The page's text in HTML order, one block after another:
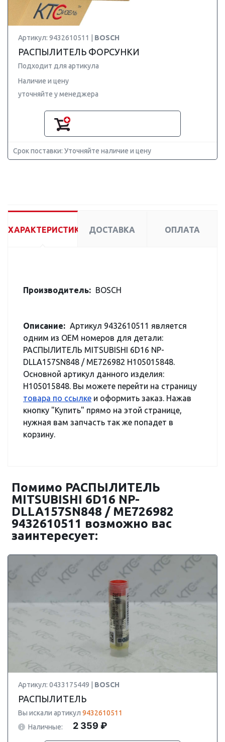
Артикул: 9432610511 | BOSCH
РАСПЫЛИТЕЛЬ ФОРСУНКИ
Подходит для артикула
Наличие и цену
уточняйте у менеджера
Срок поставки: Уточняйте наличие и цену
ХАРАКТЕРИСТИКИ ДОСТАВКА ОПЛАТА
Производитель: BOSCH
Описание: Артикул 9432610511 является
одним из OEM номеров для детали:
РАСПЫЛИТЕЛЬ MITSUBISHI 6D16 NP-
DLLA157SN848 / ME726982 H105015848.
Основной артикул данного изделия:
H105015848. Вы можете перейти на страницу
товара по ссылке и оформить заказ. Нажав
кнопку "Купить" прямо на этой странице,
нужная вам запчасть так же попадет в
корзину.
Помимо РАСПЫЛИТЕЛЬ
MITSUBISHI 6D16 NP-
DLLA157SN848 / ME726982
9432610511 возможно вас
заинтересует:
Артикул: 0433175449 | BOSCH
РАСПЫЛИТЕЛЬ
Вы искали артикул 9432610511
Наличные:
2 359 ₽